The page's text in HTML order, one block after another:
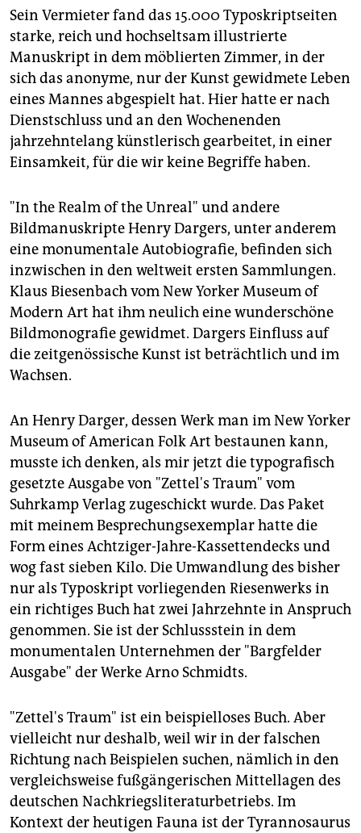
Sein Vermieter fand das 15.000 Typoskriptseiten
starke, reich und hochseltsam illustrierte
Manuskript in dem möblierten Zimmer, in der
sich das anonyme, nur der Kunst gewidmete Leben
eines Mannes abgespielt hat. Hier hatte er nach
Dienstschluss und an den Wochenenden
jahrzehntelang künstlerisch gearbeitet, in einer
Einsamkeit, für die wir keine Begriffe haben.
"In the Realm of the Unreal" und andere
Bildmanuskripte Henry Dargers, unter anderem
eine monumentale Autobiografie, befinden sich
inzwischen in den weltweit ersten Sammlungen.
Klaus Biesenbach vom New Yorker Museum of
Modern Art hat ihm neulich eine wunderschöne
Bildmonografie gewidmet. Dargers Einfluss auf
die zeitgenössische Kunst ist beträchtlich und im
Wachsen.
An Henry Darger, dessen Werk man im New Yorker
Museum of American Folk Art bestaunen kann,
musste ich denken, als mir jetzt die typografisch
gesetzte Ausgabe von "Zettel's Traum" vom
Suhrkamp Verlag zugeschickt wurde. Das Paket
mit meinem Besprechungsexemplar hatte die
Form eines Achtziger-Jahre-Kassettendecks und
wog fast sieben Kilo. Die Umwandlung des bisher
nur als Typoskript vorliegenden Riesenwerks in
ein richtiges Buch hat zwei Jahrzehnte in Anspruch
genommen. Sie ist der Schlussstein in dem
monumentalen Unternehmen der "Bargfelder
Ausgabe" der Werke Arno Schmidts.
"Zettel's Traum" ist ein beispielloses Buch. Aber
vielleicht nur deshalb, weil wir in der falschen
Richtung nach Beispielen suchen, nämlich in den
vergleichsweise fußgängerischen Mittellagen des
deutschen Nachkriegsliteraturbetriebs. Im
Kontext der heutigen Fauna ist der Tyrannosaurus